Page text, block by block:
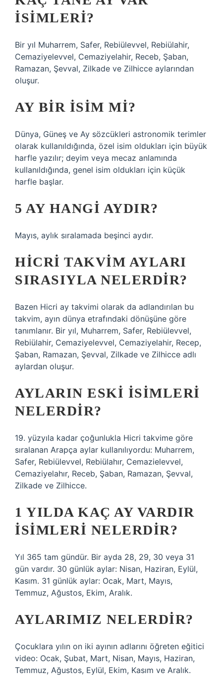
ISIMLERI?
Bir yıl Muharrem, Safer, Rebiülevvel, Rebiülahir,
Cemaziyelevvel, Cemaziyelahir, Receb, Şaban,
Ramazan, Şevval, Zilkade ve Zilhicce aylarından
oluşur.
AY BIR ISIM MI?
Dünya, Güneş ve Ay sözcükleri astronomik terimler
olarak kullanıldığında, özel isim oldukları için büyük
harfle yazılır; deyim veya mecaz anlamında
kullanıldığında, genel isim oldukları için küçük
harfle başlar.
5 AY HANGI AYDIR?
Mayıs, aylık sıralamada beşinci aydır.
HICRI TAKVIM AYLARI
SIRASIYLA NELERDIR?
Bazen Hicri ay takvimi olarak da adlandırılan bu
takvim, ayın dünya etrafındaki dönüşüne göre
tanımlanır. Bir yıl, Muharrem, Safer, Rebiülevvel,
Rebiülahir, Cemaziyelevvel, Cemaziyelahir, Recep,
Şaban, Ramazan, Şevval, Zilkade ve Zilhicce adlı
aylardan oluşur.
AYLARIN ESKI ISIMLERI
NELERDIR?
19. yüzyıla kadar çoğunlukla Hicri takvime göre
sıralanan Arapça aylar kullanılıyordu: Muharrem,
Safer, Rebiülevvel, Rebiülahır, Cemazielevvel,
Cemaziyelahır, Receb, Şaban, Ramazan, Şevval,
Zilkade ve Zilhicce.
1 YILDA KAÇ AY VARDIR
ISIMLERI NELERDIR?
Yıl 365 tam gündür. Bir ayda 28, 29, 30 veya 31
gün vardır. 30 günlük aylar: Nisan, Haziran, Eylül,
Kasım. 31 günlük aylar: Ocak, Mart, Mayıs,
Temmuz, Ağustos, Ekim, Aralık.
AYLARIMIZ NELERDIR?
Çocuklara yılın on iki ayının adlarını öğreten eğitici
video: Ocak, Şubat, Mart, Nisan, Mayıs, Haziran,
Temmuz, Ağustos, Eylül, Ekim, Kasım ve Aralık.